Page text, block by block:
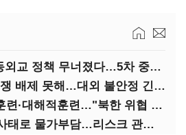
(긴급진단)"미 중동외교 정책 무너졌다…5차 중동전 가능성은 낮아"
윤 대통령 "국제분쟁 배제 못해…대외 불안정 긴밀대응"
한미일, 해양차단훈련·대해적훈련…"북한 위협 억제"
윤 대통령 "이·팔 사태로 물가부담…리스크 관리 만전 기해야"